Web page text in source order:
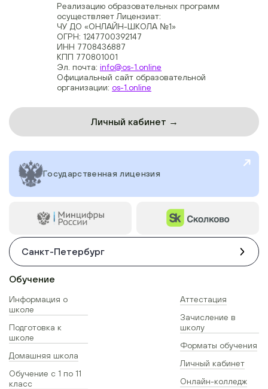
Реализацию образовательных программ
осуществляет Лицензиат:
ЧУ ДО «ОНЛАЙН-ШКОЛА №1»
ОГРН: 1247700392147
ИНН 7708436887
КПП 770801001
Эл. почта: info@os-1.online
Официальный сайт образовательной
организации: os-1.online
Личный кабинет →
Государственная лицензия
Санкт-Петербург
Обучение
Информация о
школе
Подготовка к
школе
Домашняя школа
Обучение с 1 по 11
класс
Аттестация
Зачисление в
школу
Форматы обучения
Личный кабинет
Онлайн-колледж